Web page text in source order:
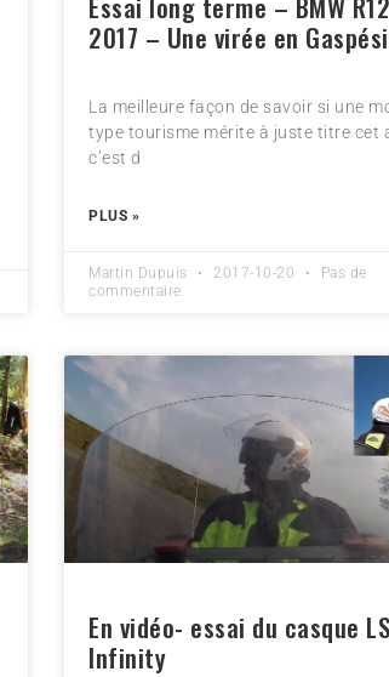
2017 – Une virée en
La meilleure façon de savoir si une
type tourisme mérite à juste titre cet
c’est d
PLUS »
Martin Dupuis 2017-10-20
Pas de
commentaire
En vidéo- essai du casque
Infinity